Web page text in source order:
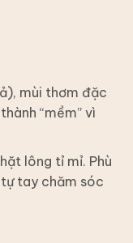
mùi thơm đặc
“mềm” vì
lông tỉ mỉ. Phù
tay chăm sóc